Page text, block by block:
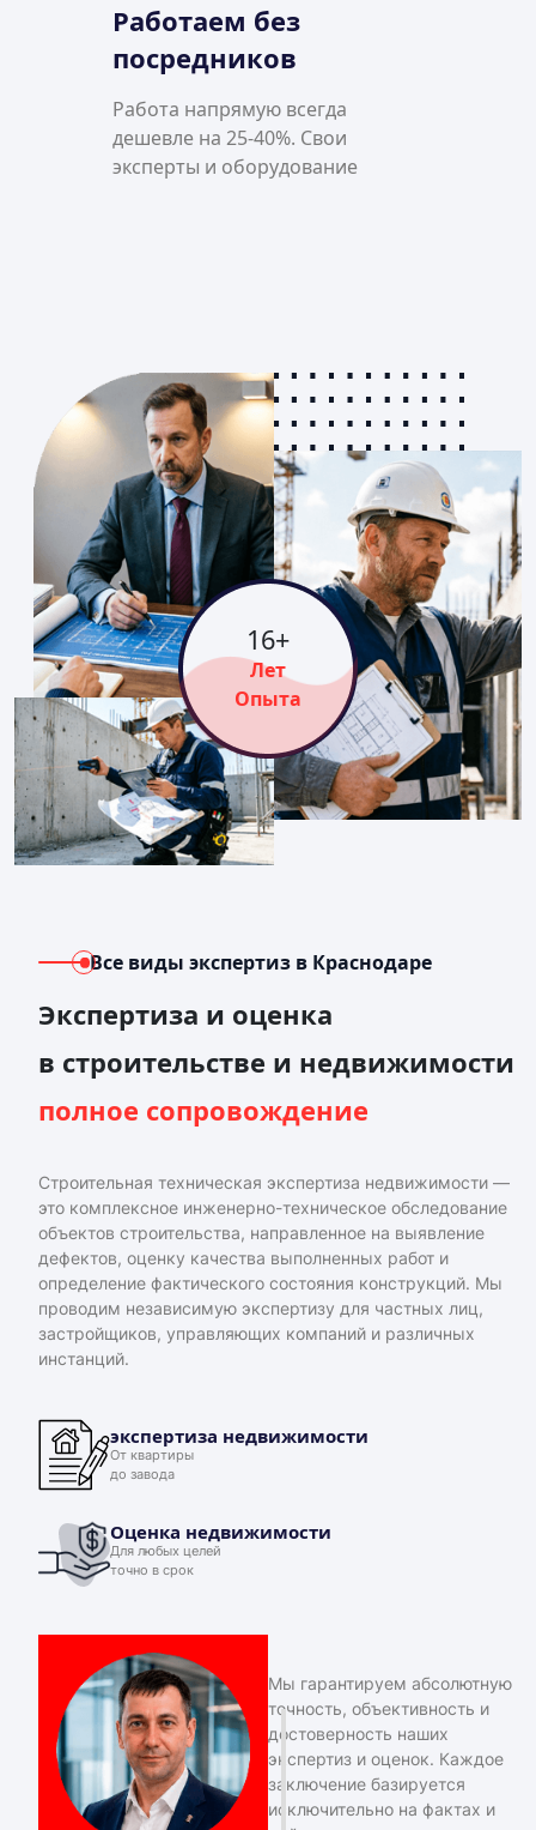
Работаем без
посредников
Работа напрямую всегда
дешевле на 25-40%. Свои
эксперты и оборудование
16+
Лет
Опыта
Все виды экспертиз в Краснодаре
Экспертиза и оценка
в строительстве и недвижимости
полное сопровождение
Строительная техническая экспертиза недвижимости —
это комплексное инженерно-техническое обследование
объектов строительства, направленное на выявление
дефектов, оценку качества выполненных работ и
определение фактического состояния конструкций. Мы
проводим независимую экспертизу для частных лиц,
застройщиков, управляющих компаний и различных
инстанций.
экспертиза недвижимости
От квартиры
до завода
Оценка недвижимости
Для любых целей
точно в срок
Мы гарантируем абсолютную
точность, объективность и
достоверность наших
экспертиз и оценок. Каждое
заключение базируется
исключительно на фактах и